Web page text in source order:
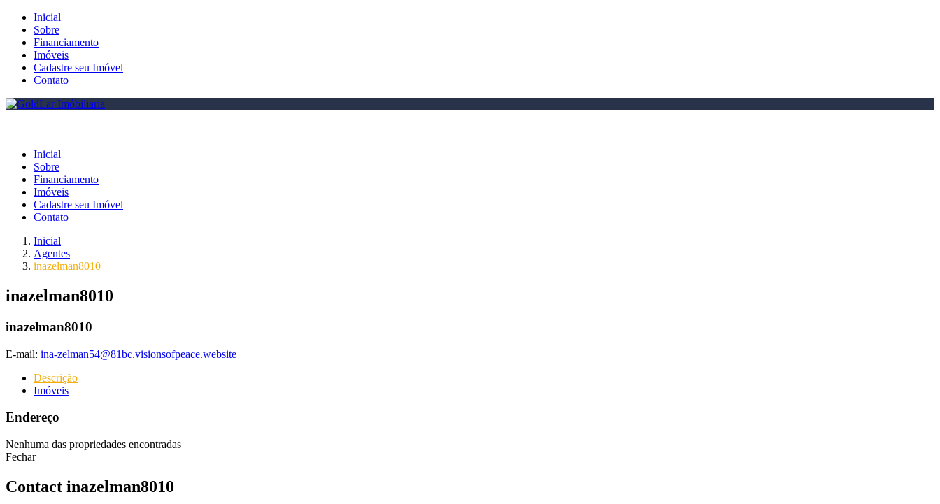
Inicial
Sobre
Financiamento
Imóveis
Cadastre seu Imóvel
Contato
Inicial
Sobre
Financiamento
Imóveis
Cadastre seu Imóvel
Contato
Inicial
Agentes
inazelman8010
inazelman8010
inazelman8010
E-mail: ina-zelman54@81bc.visionsofpeace.website
Descrição
Imóveis
Endereço
Nenhuma das propriedades encontradas
Fechar
Contact inazelman8010